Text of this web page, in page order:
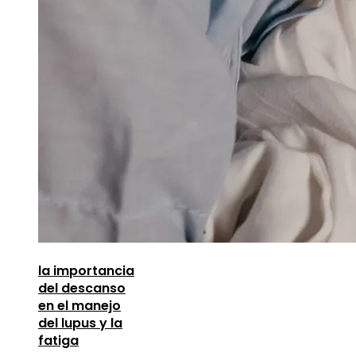
la importancia
del descanso
en el manejo
del lupus y la
fatiga